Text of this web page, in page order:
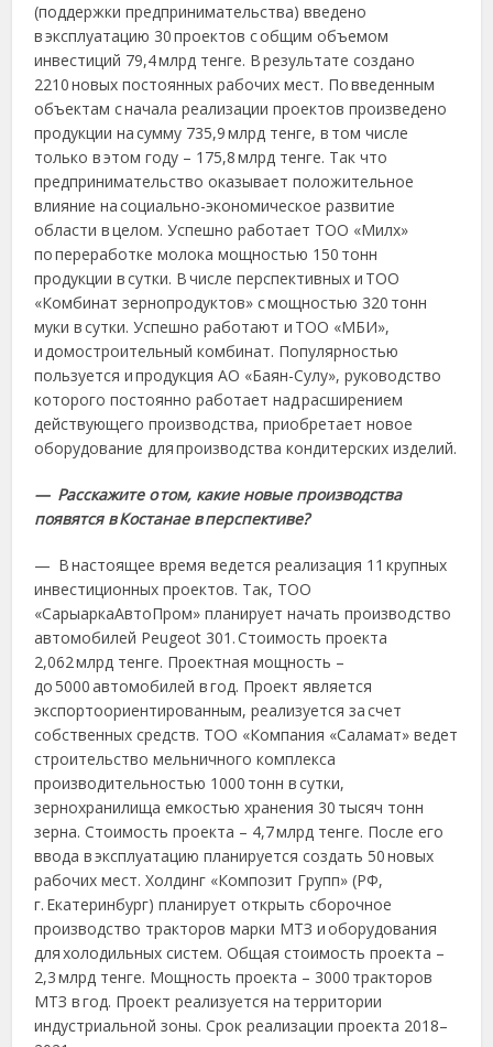
(поддержки предпринимательства) введено
в эксплуатацию 30 проектов с общим объемом
инвестиций 79,4 млрд тенге. В результате создано
2210 новых постоянных рабочих мест. По введенным
объектам с начала реализации проектов произведено
продукции на сумму 735,9 млрд тенге, в том числе
только в этом году – 175,8 млрд тенге. Так что
предпринимательство оказывает положительное
влияние на социально-экономическое развитие
области в целом. Успешно работает ТОО «Милх»
по переработке молока мощностью 150 тонн
продукции в сутки. В числе перспективных и ТОО
«Комбинат зернопродуктов» с мощностью 320 тонн
муки в сутки. Успешно работают и ТОО «МБИ»,
и домостроительный комбинат. Популярностью
пользуется и продукция АО «Баян-Сулу», руководство
которого постоянно работает над расширением
действующего производства, приобретает новое
оборудование для производства кондитерских изделий.
— Расскажите о том, какие новые производства
появятся в Костанае в перспективе?
— В настоящее время ведется реализация 11 крупных
инвестиционных проектов. Так, ТОО
«СарыаркаАвтоПром» планирует начать производство
автомобилей Peugeot 301. Стоимость проекта
2,062 млрд тенге. Проектная мощность –
до 5000 автомобилей в год. Проект является
экспортоориентированным, реализуется за счет
собственных средств. ТОО «Компания «Саламат» ведет
строительство мельничного комплекса
производительностью 1000 тонн в сутки,
зернохранилища емкостью хранения 30 тысяч тонн
зерна. Стоимость проекта – 4,7 млрд тенге. После его
ввода в эксплуатацию планируется создать 50 новых
рабочих мест. Холдинг «Композит Групп» (РФ,
г. Екатеринбург) планирует открыть сборочное
производство тракторов марки МТЗ и оборудования
для холодильных систем. Общая стоимость проекта –
2,3 млрд тенге. Мощность проекта – 3000 тракторов
МТЗ в год. Проект реализуется на территории
индустриальной зоны. Срок реализации проекта 2018–